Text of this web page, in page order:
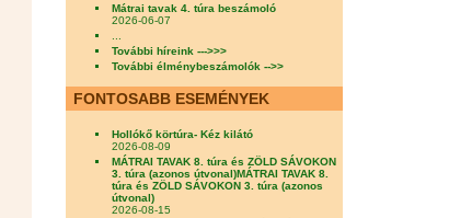
Mátrai tavak 4. túra beszámoló
2026-06-07
További híreink --->>>
További élménybeszámolók -->>
FONTOSABB ESEMÉNYEK
Hollókő körtúra- Kéz kilátó
2026-08-09
MÁTRAI TAVAK 8. túra és ZÖLD SÁVOKON
3. túra (azonos útvonal)MÁTRAI TAVAK 8.
túra és ZÖLD SÁVOKON 3. túra (azonos
útvonal)
2026-08-15